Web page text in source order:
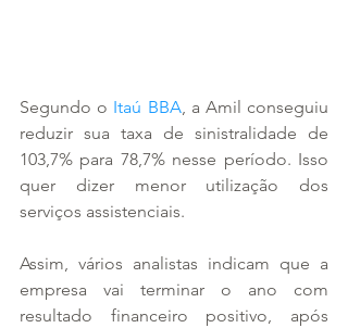
Segundo o Itaú BBA, a Amil conseguiu
reduzir sua taxa de sinistralidade de
103,7% para 78,7% nesse período. Isso
quer dizer menor utilização dos
serviços assistenciais.
Assim, vários analistas indicam que a
empresa vai terminar o ano com
resultado financeiro positivo, após